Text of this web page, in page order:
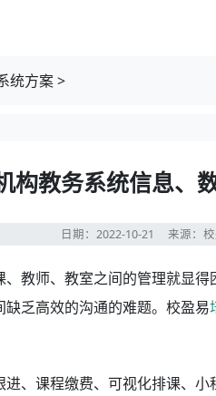
统方案>
构教务系统信息、
日期：2022-10-21来源：
教师、教室之间的管理就显
乏高效的沟通的难题。校盈易
、课程缴费、可视化排课、